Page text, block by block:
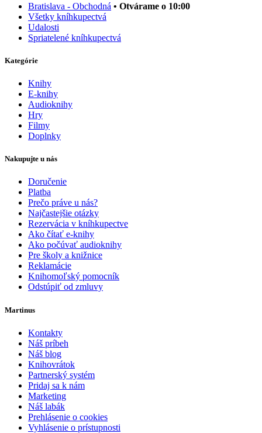
Bratislava - Obchodná • Otvárame o 10:00
Všetky kníhkupectvá
Udalosti
Spriatelené kníhkupectvá
Kategórie
Knihy
E-knihy
Audioknihy
Hry
Filmy
Doplnky
Nakupujte u nás
Doručenie
Platba
Prečo práve u nás?
Najčastejšie otázky
Rezervácia v kníhkupectve
Ako čítať e-knihy
Ako počúvať audioknihy
Pre školy a knižnice
Reklamácie
Knihomoľský pomocník
Odstúpiť od zmluvy
Martinus
Kontakty
Náš príbeh
Náš blog
Knihovrátok
Partnerský systém
Pridaj sa k nám
Marketing
Náš labák
Prehlásenie o cookies
Vyhlásenie o prístupnosti